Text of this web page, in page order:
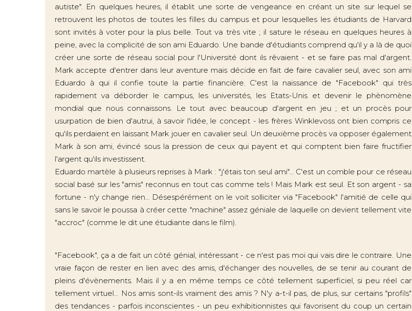
autiste". En quelques heures, il établit une sorte de vengeance en créant un site sur lequel se
retrouvent les photos de toutes les filles du campus et pour lesquelles les étudiants de Harvard
sont invités à voter pour la plus belle. Tout va très vite ; il sature le réseau en quelques heures à
peine, avec la complicité de son ami Eduardo. Une bande d'étudiants comprend qu'il y a là de quoi
créer une sorte de réseau social pour l'Université dont ils rêvaient - et se faire pas mal d'argent.
Mark accepte d'entrer dans leur aventure mais décide en fait de faire cavalier seul, avec son ami
Eduardo à qui il confie toute la partie financière. C'est la naissance de "Facebook" qui très
rapidement va déborder le campus, les universités, les Etats-Unis et devenir le phènomène
mondial que nous connaissons. Le tout avec beaucoup d'argent en jeu ; et un procès pour
usurpation de bien d'autrui, à savoir l'idée, le concept - les frères Winklevoss ont bien compris ce
qu'ils perdaient en laissant Mark jouer en cavalier seul. Un deuxième procès va opposer également
Mark à son ami, évincé sous la pression de ceux qui payent et qui comptent bien faire fructifier
l'argent qu'ils investissent.
Eduardo martèle à plusieurs reprises à Mark : "j'étais ton seul ami"... C'est un comble pour ce réseau
social basé sur les "amis" reconnus en tout cas comme tels ! Mais Mark est seul. Et son argent - sa
fortune - n'y change rien... Désespérément on le voit solliciter via "Facebook" l'amitié de celle qui
sans le savoir le poussa à créer cette "machine" assez géniale de laquelle on devient tellement vite
"accroc" (comme le dit une étudiante dans le film).
"Facebook", ça a de fait un côté génial, intéressant - ce n'est pas moi qui vais dire le contraire. Une
vraie façon de rester en lien avec des amis, d'échanger des nouvelles, de se tenir au courant de
pleins d'évènements. Mais il y a en même temps ce côté tellement superficiel, si peu réel car
tellement virtuel... Nos amis sont-ils vraiment des amis ? N'y a-t-il pas, de plus, sur certains "profils"
des tendances - parfois inconscientes - un peu exhibitionnistes qui favorisent du coup un certain